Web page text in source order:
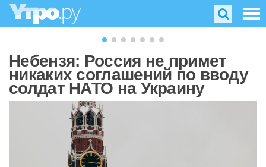
Небензя: Россия не примет
никаких соглашений по вводу
солдат НАТО на Украину